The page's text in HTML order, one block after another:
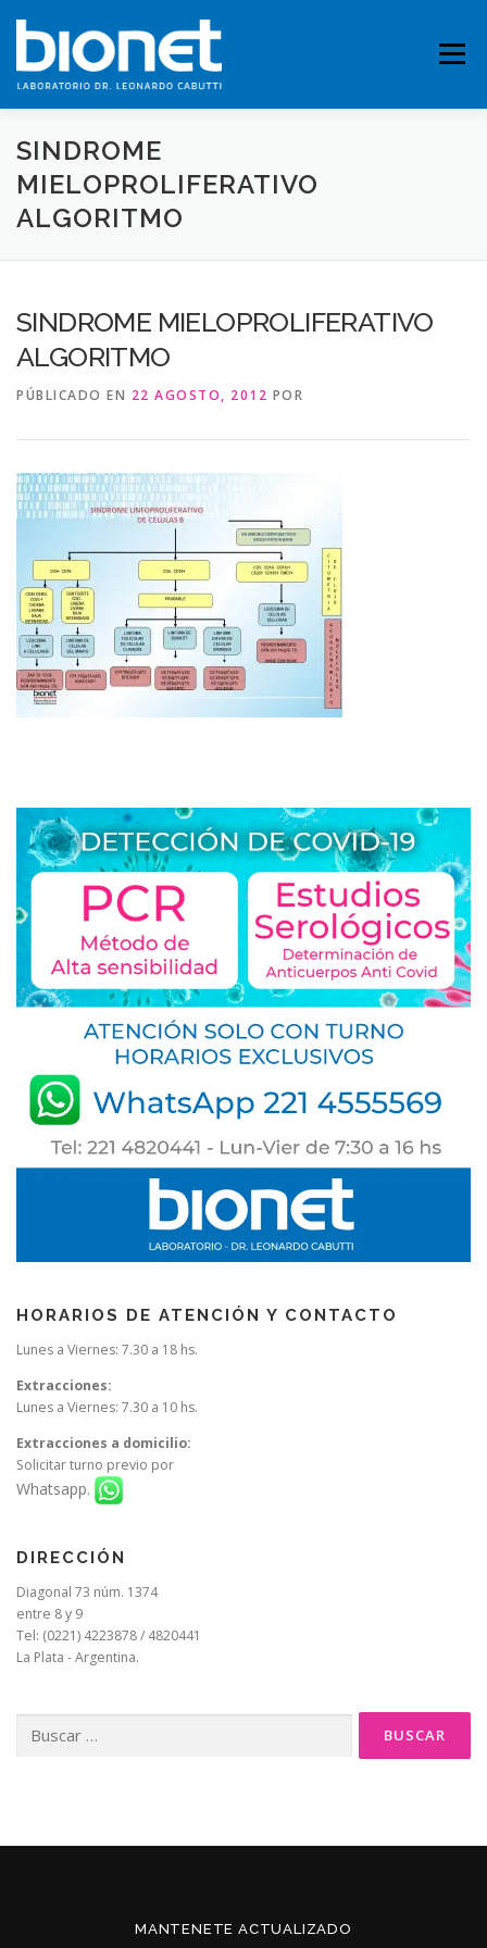
contenido
Menú
QUIENES SOMOS
SINDROME
MIELOPROLIFERATIVO
ALGORITMO
SINDROME MIELOPROLIFERATIVO
ALGORITMO
PÚBLICADO EN 22 AGOSTO, 2012 POR
HORARIOS DE ATENCIÓN Y CONTACTO
Lunes a Viernes: 7.30 a 18 hs.
Extracciones:
Lunes a Viernes: 7.30 a 10 hs.
Extracciones a domicilio:
Solicitar turno previo por
Whatsapp.
DIRECCIÓN
Diagonal 73 núm. 1374
entre 8 y 9
Tel: (0221) 4223878 / 4820441
La Plata - Argentina.
MANTENETE ACTUALIZADO